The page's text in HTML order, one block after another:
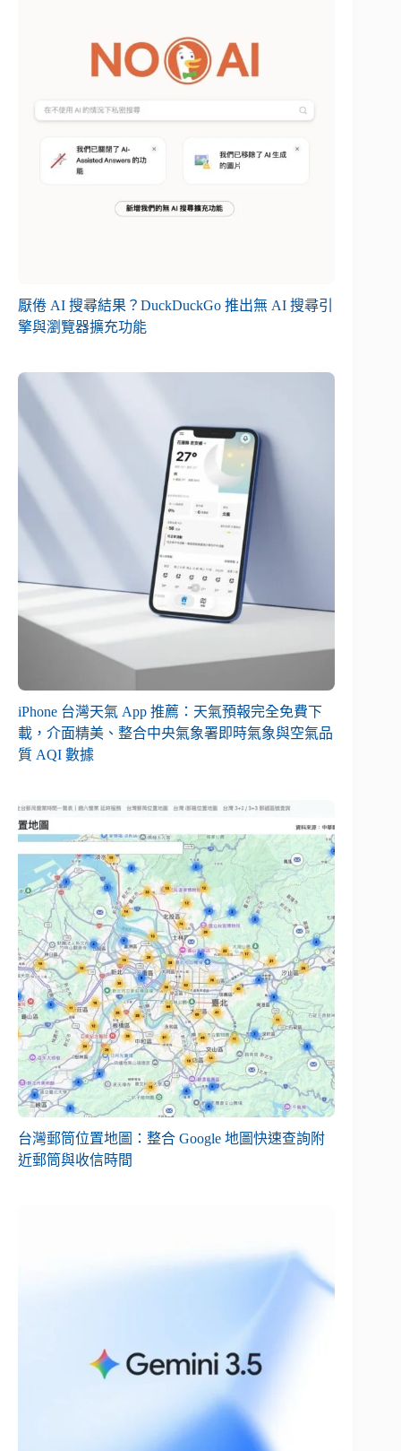
厭倦 AI 搜尋結果？DuckDuckGo 推出無 AI 搜尋引
擎與瀏覽器擴充功能
iPhone 台灣天氣 App 推薦：天氣預報完全免費下
載，介面精美、整合中央氣象署即時氣象與空氣品
質 AQI 數據
台灣郵筒位置地圖：整合 Google 地圖快速查詢附
近郵筒與收信時間